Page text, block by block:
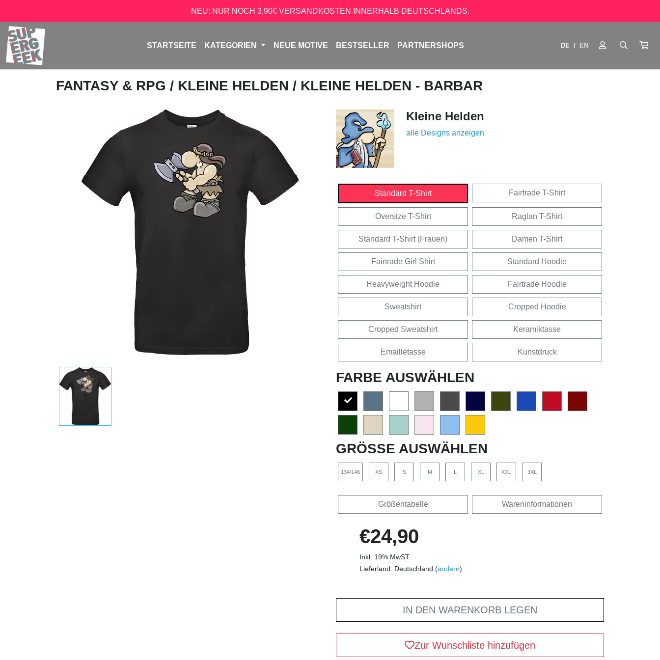
NEU: NUR NOCH 3,90€ VERSANDKOSTEN INNERHALB DEUTSCHLANDS.
STARTSEITE KATEGORIEN NEUE MOTIVE BESTSELLER PARTNERSHOPS DE / EN
FANTASY & RPG / KLEINE HELDEN / KLEINE HELDEN - BARBAR
Kleine Helden
alle Designs anzeigen
Standard T-Shirt Fairtrade T-Shirt
Oversize T-Shirt Raglan T-Shirt
Standard T-Shirt (Frauen) Damen T-Shirt
Fairtrade Girl Shirt Standard Hoodie
Heavyweight Hoodie Fairtrade Hoodie
Sweatshirt Cropped Hoodie
Cropped Sweatshirt Keramiktasse
Emailletasse Kunstdruck
FARBE AUSWÄHLEN
GRÖSSE AUSWÄHLEN
134/146 XS S M L XL XXL 3XL
Größentabelle Wareninformationen
€24,90
Inkl. 19% MwST
Lieferland: Deutschland (ändern)
IN DEN WARENKORB LEGEN
Zur Wunschliste hinzufügen